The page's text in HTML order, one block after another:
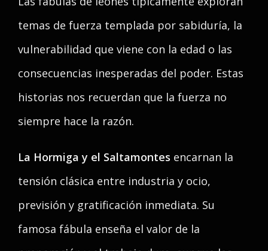
temas de fuerza templada por sabiduría, la
vulnerabilidad que viene con la edad o las
consecuencias inesperadas del poder. Estas
historias nos recuerdan que la fuerza no
siempre hace la razón.
La Hormiga y el Saltamontes encarnan la
tensión clásica entre industria y ocio,
previsión y gratificación inmediata. Su
famosa fábula enseña el valor de la